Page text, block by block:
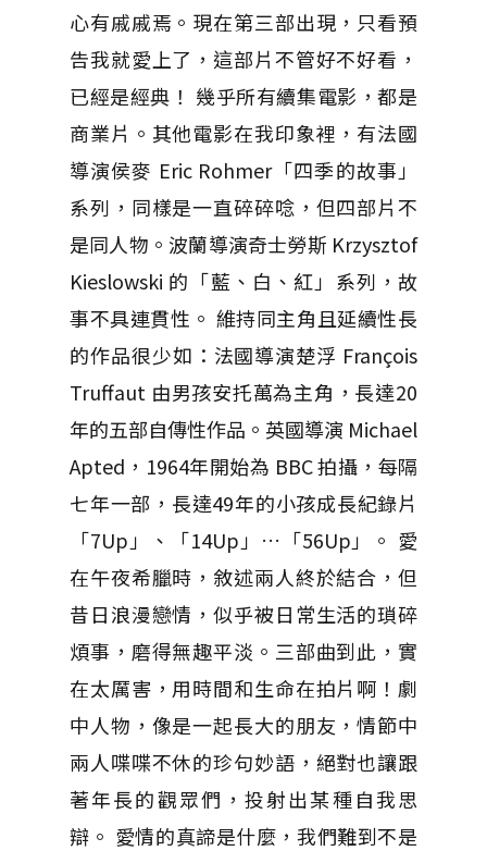
心有戚戚焉。現在第三部出現，只看預
告我就愛上了，這部片不管好不好看，
已經是經典！ 幾乎所有續集電影，都是
商業片。其他電影在我印象裡，有法國
導演侯麥 Eric Rohmer「四季的故事」
系列，同樣是一直碎碎唸，但四部片不
是同人物。波蘭導演奇士勞斯 Krzysztof
Kieslowski 的「藍、白、紅」系列，故
事不具連貫性。 維持同主角且延續性長
的作品很少如：法國導演楚浮 François
Truffaut 由男孩安托萬為主角，長達20
年的五部自傳性作品。英國導演 Michael
Apted，1964年開始為 BBC 拍攝，每隔
七年一部，長達49年的小孩成長紀錄片
「7Up」、「14Up」…「56Up」。 愛
在午夜希臘時，敘述兩人終於結合，但
昔日浪漫戀情，似乎被日常生活的瑣碎
煩事，磨得無趣平淡。三部曲到此，實
在太厲害，用時間和生命在拍片啊！劇
中人物，像是一起長大的朋友，情節中
兩人喋喋不休的珍句妙語，絕對也讓跟
著年長的觀眾們，投射出某種自我思
辯。 愛情的真諦是什麼，我們難到不是